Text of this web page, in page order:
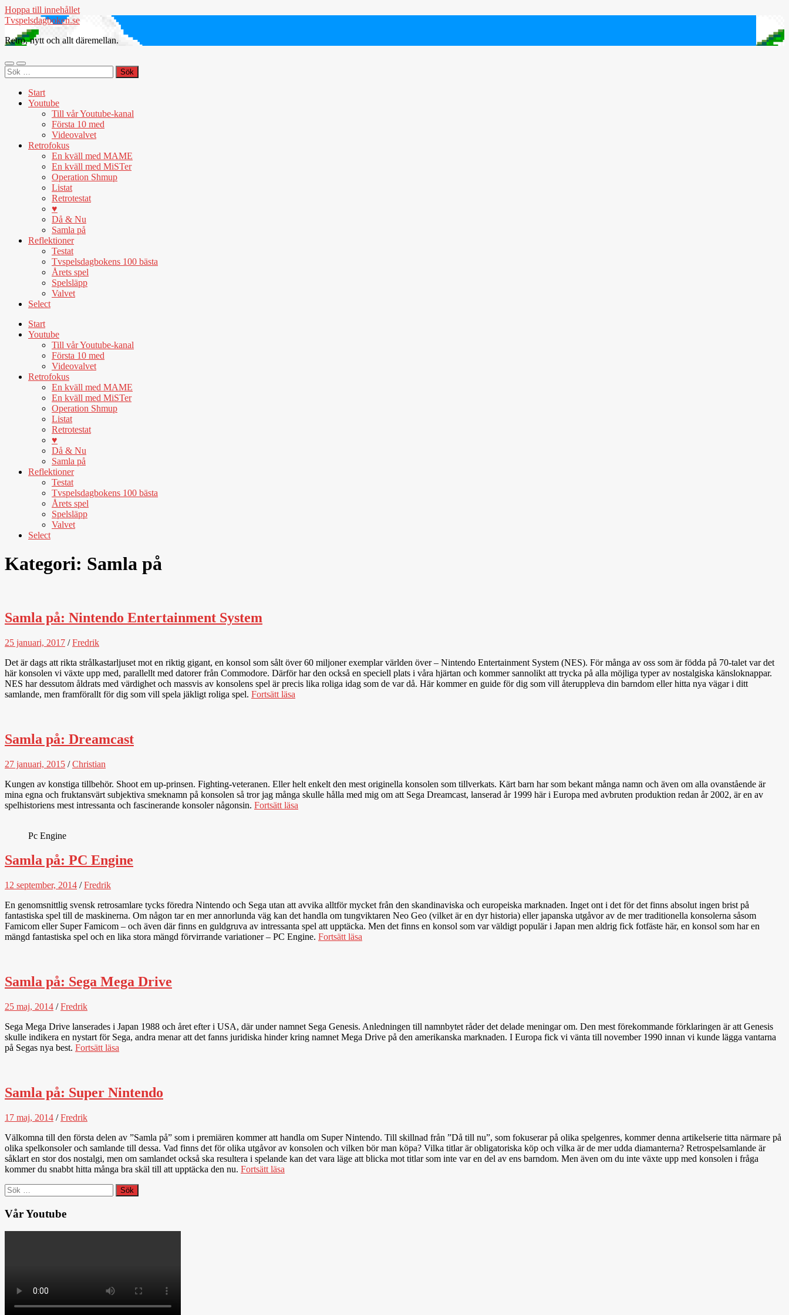
Hoppa till innehållet
Tvspelsdagboken.se
Retro, nytt och allt däremellan.
Slå
på/av
Slå
på/av
Sök
efter:
Start
Youtube
Till vår Youtube-kanal
Första 10 med
Videovalvet
Retrofokus
En kväll med MAME
En kväll med MiSTer
Operation Shmup
Listat
Retrotestat
♥
Då & Nu
Samla på
Reflektioner
Testat
Tvspelsdagbokens 100 bästa
Årets spel
Spelsläpp
Valvet
Select
Start
Youtube
Till vår Youtube-kanal
Första 10 med
Videovalvet
Retrofokus
En kväll med MAME
En kväll med MiSTer
Operation Shmup
Listat
Retrotestat
♥
Då & Nu
Samla på
Reflektioner
Testat
Tvspelsdagbokens 100 bästa
Årets spel
Spelsläpp
Valvet
Select
Kategori: Samla på
Samla på: Nintendo Entertainment System
25 januari, 2017 /Fredrik
Det är dags att rikta strålkastarljuset mot en riktig gigant, en konsol som sålt över 60 miljoner exemplar världen över – Nintendo Entertainment System (NES). För många av oss som är födda på 70-talet var det
här konsolen vi växte upp med, parallellt med datorer från Commodore. Därför har den också en speciell plats i våra hjärtan och kommer sannolikt att trycka på alla möjliga typer av nostalgiska känsloknappar.
NES har dessutom åldrats med värdighet och massvis av konsolens spel är precis lika roliga idag som de var då. Här kommer en guide för dig som vill återuppleva din barndom eller hitta nya vägar i ditt
samlande, men framförallt för dig som vill spela jäkligt roliga spel. Fortsätt läsa
Samla på: Dreamcast
27 januari, 2015 /Christian
Kungen av konstiga tillbehör. Shoot em up-prinsen. Fighting-veteranen. Eller helt enkelt den mest originella konsolen som tillverkats. Kärt barn har som bekant många namn och även om alla ovanstående är
mina egna och fruktansvärt subjektiva smeknamn på konsolen så tror jag många skulle hålla med mig om att Sega Dreamcast, lanserad år 1999 här i Europa med avbruten produktion redan år 2002, är en av
spelhistoriens mest intressanta och fascinerande konsoler någonsin. Fortsätt läsa
Pc Engine
Samla på: PC Engine
12 september, 2014 /Fredrik
En genomsnittlig svensk retrosamlare tycks föredra Nintendo och Sega utan att avvika alltför mycket från den skandinaviska och europeiska marknaden. Inget ont i det för det finns absolut ingen brist på
fantastiska spel till de maskinerna. Om någon tar en mer annorlunda väg kan det handla om tungviktaren Neo Geo (vilket är en dyr historia) eller japanska utgåvor av de mer traditionella konsolerna såsom
Famicom eller Super Famicom – och även där finns en guldgruva av intressanta spel att upptäcka. Men det finns en konsol som var väldigt populär i Japan men aldrig fick fotfäste här, en konsol som har en
mängd fantastiska spel och en lika stora mängd förvirrande variationer – PC Engine. Fortsätt läsa
Samla på: Sega Mega Drive
25 maj, 2014 /Fredrik
Sega Mega Drive lanserades i Japan 1988 och året efter i USA, där under namnet Sega Genesis. Anledningen till namnbytet råder det delade meningar om. Den mest förekommande förklaringen är att Genesis
skulle indikera en nystart för Sega, andra menar att det fanns juridiska hinder kring namnet Mega Drive på den amerikanska marknaden. I Europa fick vi vänta till november 1990 innan vi kunde lägga vantarna
på Segas nya best. Fortsätt läsa
Samla på: Super Nintendo
17 maj, 2014 /Fredrik
Välkomna till den första delen av ”Samla på” som i premiären kommer att handla om Super Nintendo. Till skillnad från ”Då till nu”, som fokuserar på olika spelgenres, kommer denna artikelserie titta närmare på
olika spelkonsoler och samlande till dessa. Vad finns det för olika utgåvor av konsolen och vilken bör man köpa? Vilka titlar är obligatoriska köp och vilka är de mer udda diamanterna? Retrospelsamlande är
såklart en stor dos nostalgi, men om samlandet också ska resultera i spelande kan det vara läge att blicka mot titlar som inte var en del av ens barndom. Men även om du inte växte upp med konsolen i fråga
kommer du snabbt hitta många bra skäl till att upptäcka den nu. Fortsätt läsa
Sök
efter:
Vår Youtube